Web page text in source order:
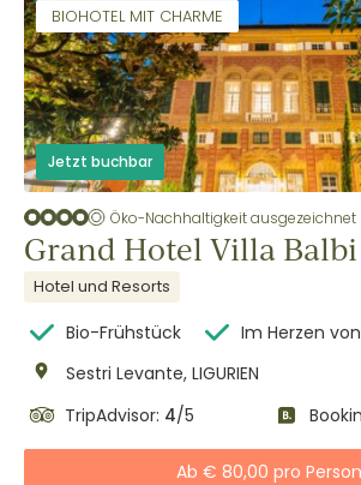
BIOHOTEL MIT CHARME
Jetzt buchbar
Öko-Nachhaltigkeit ausgezeichnet
Grand Hotel Villa Balbi
Hotel und Resorts
Bio-Frühstück
Im Herzen
Sestri Levante, LIGURIEN
TripAdvisor: 4/5
Ab € 80,00 pro Person